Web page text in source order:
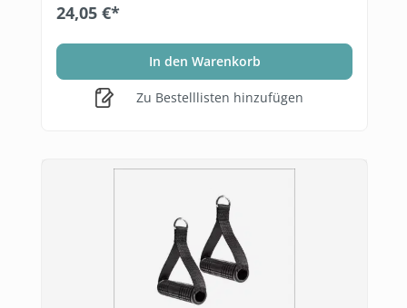
24,05 €*
In den Warenkorb
Zu Bestelllisten hinzufügen